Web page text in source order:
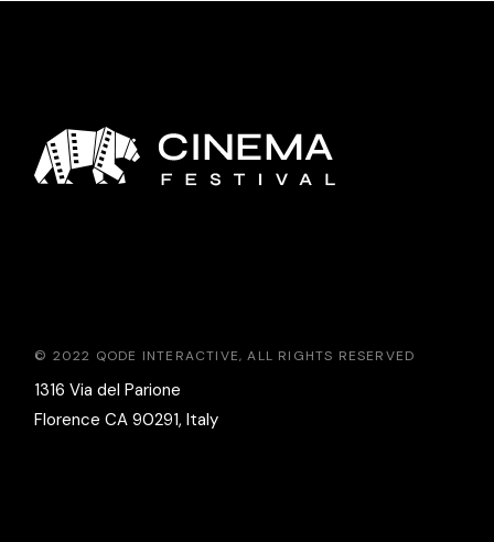
© 2022 QODE INTERACTIVE, ALL RIGHTS RESERVED
1316 Via del Parione
Florence CA 90291, Italy